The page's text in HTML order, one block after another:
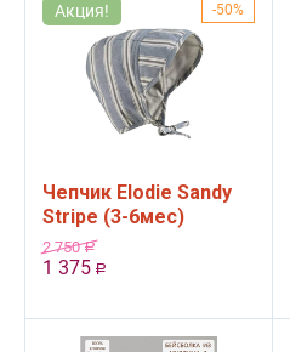
Акция! 50%
Чепчик Elodie Sandy
Stripe (3-6мес)
2 750 Р
1 375 Р